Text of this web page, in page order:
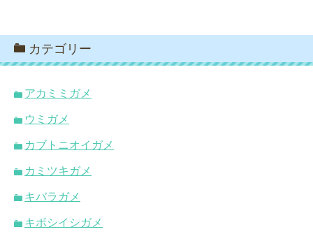
カテゴリー
アカミミガメ
ウミガメ
カブトニオイガメ
カミツキガメ
キバラガメ
キボシイシガメ